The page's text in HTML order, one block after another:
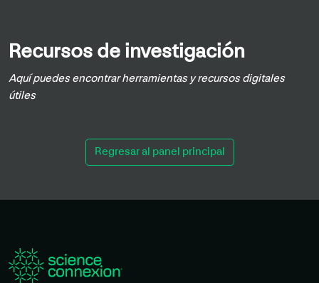
Recursos de investigación
Aquí puedes encontrar herramientas y recursos digitales
útiles
Regresar al panel principal